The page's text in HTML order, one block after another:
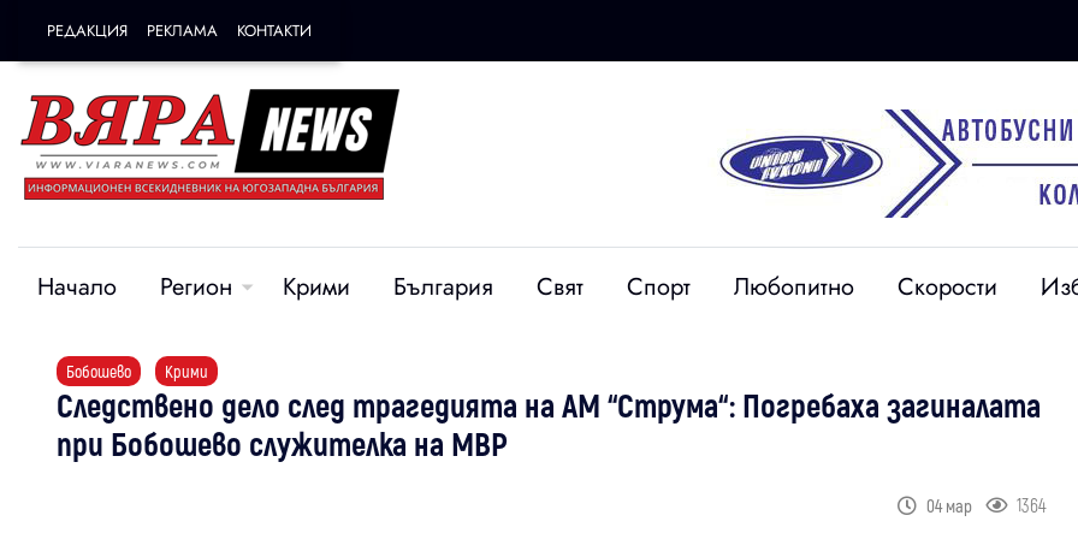
РЕДАКЦИЯ РЕКЛАМА КОНТАКТИ
Начало Регион Крими България Свят Спорт Любопитно Скорости
Бобошево Крими
Следствено дело след трагедията на АМ “Струма“: Погребаха загиналата
при Бобошево служителка на МВР
04 мар 1364